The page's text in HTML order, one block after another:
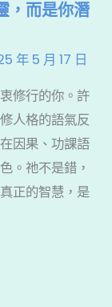
，而是你潛
年 5 月 17 日
修行的你。許
人格的語氣反
因果、功課語
。祂不是錯，
正的智慧，是